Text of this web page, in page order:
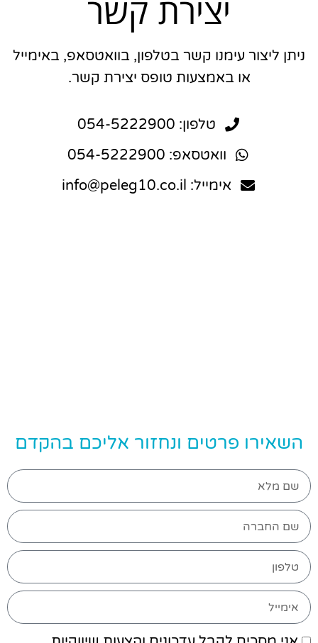
יצירת קשר
ניתן ליצור עימנו קשר בטלפון, בוואטסאפ, באימייל
או באמצעות טופס יצירת קשר.
טלפון: 054-5222900
וואטסאפ: 054-5222900
אימייל: info@peleg10.co.il
השאירו פרטים ונחזור אליכם בהקדם